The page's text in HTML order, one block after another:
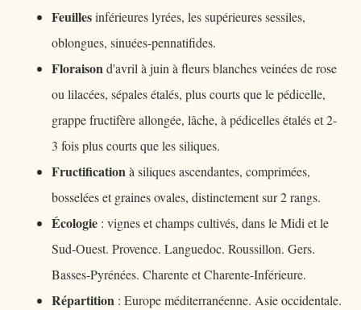
Feuillesinférieures lyrées, les supérieures sessiles,
oblongues, sinuées-pennatifides.
Floraisond'avril à juin à fleurs blanches veinées de rose
ou lilacées, sépales étalés, plus courts que le pédicelle,
grappe fructifère allongée, lâche, à pédicelles étalés et 2-
3 fois plus courts que les siliques.
Fructificationà siliques ascendantes, comprimées,
bosselées et graines ovales, distinctement sur 2 rangs.
Écologie : vignes et champs cultivés, dans le Midi et le
Sud-Ouest. Provence. Languedoc. Roussillon. Gers.
Basses-Pyrénées. Charente et Charente-Inférieure.
Répartition : Europe méditerranéenne. Asie occidentale.